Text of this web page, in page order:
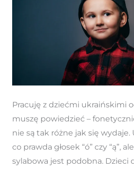
Pracuję z dziećmi ukraińskimi
muszę powiedzieć –
nie są tak różne jak się wydaje.
co prawda głosek “ó” czy “ą”,
sylabowa jest podobna. Dzieci